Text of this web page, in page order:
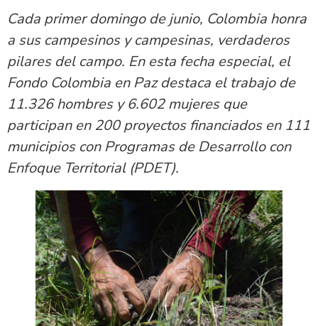
Cada primer domingo de junio, Colombia honra
a sus campesinos y campesinas, verdaderos
pilares del campo. En esta fecha especial, el
Fondo Colombia en Paz destaca el trabajo de
11.326 hombres y 6.602 mujeres que
participan en 200 proyectos financiados en 111
municipios con Programas de Desarrollo con
Enfoque Territorial (PDET).